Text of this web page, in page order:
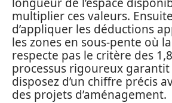
multiplier ces valeurs.
d’appliquer les déductions
les zones en sous-pente où
respecte pas le critère des
processus rigoureux
disposez d’un chiffre précis
des projets d’aménagement.